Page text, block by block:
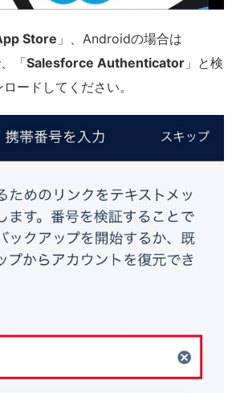
Store 」、Androidの場合は
「Salesforce Authenticator 」と検
ードしてください。